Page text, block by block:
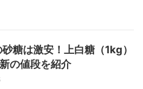
糖は激安！上白糖（1kg）
の値段を紹介